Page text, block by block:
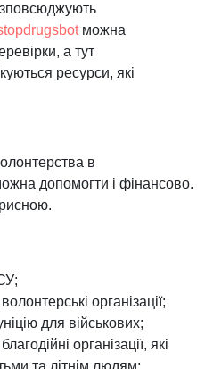
можна
а тут
ресурси, які
в
допомогти і фінансово.
організації;
для військових;
організації, які
та літнім людям;